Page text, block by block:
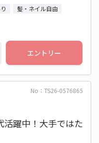
髪・ネイル自由
エントリー
No：TS26-0576865
活躍中！大手ではた